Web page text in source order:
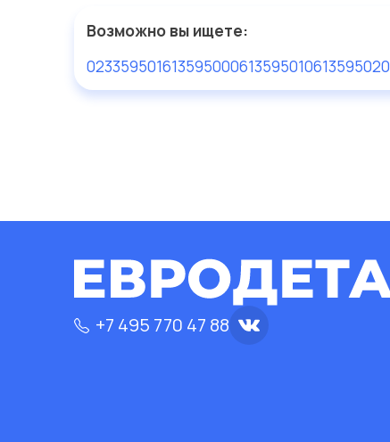
Возможно вы ищете:
023359501613595000613595010613595020
+7 495 770 47 88